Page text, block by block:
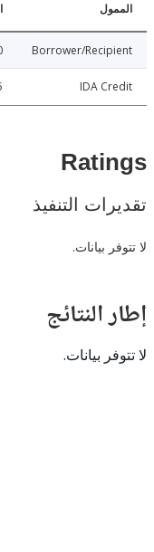
الارتباطات
Borrower/
45.00
IDA
التنفيذ
بيانات.
بيانات.